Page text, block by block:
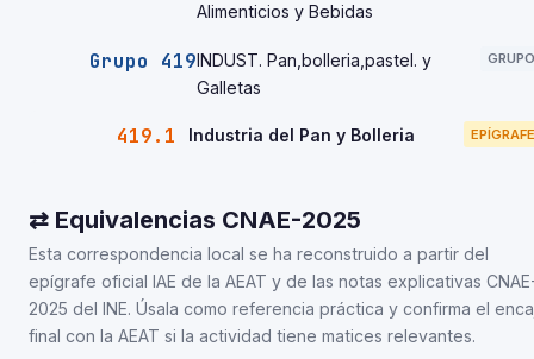
Alimenticios y Bebidas
Grupo 419INDUST. Pan,bolleria,pastel. y
Galletas
GRUPO
419.1 Industria del Pan y Bolleria EPÍGRAFE
⇄ Equivalencias CNAE-2025
Esta correspondencia local se ha reconstruido a partir del
epígrafe oficial IAE de la AEAT y de las notas explicativas
2025 del INE. Úsala como referencia práctica y confirma el
final con la AEAT si la actividad tiene matices relevantes.